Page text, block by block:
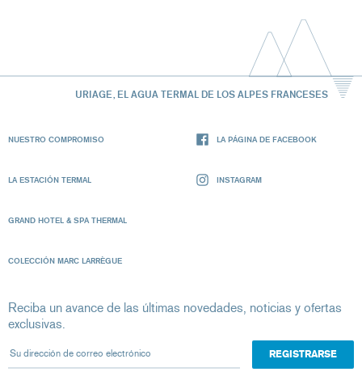
URIAGE, EL AGUA TERMAL DE LOS ALPES FRANCESES
NUESTRO COMPROMISO
LA ESTACIÓN TERMAL
GRAND HOTEL & SPA THERMAL
COLECCIÓN MARC LARRÈGUE
LA PÁGINA DE FACEBOOK
INSTAGRAM
Reciba un avance de las últimas novedades, noticias y ofertas
exclusivas.
Su dirección de correo electrónico